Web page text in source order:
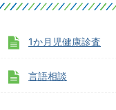
1か月児健康診査
言語相談